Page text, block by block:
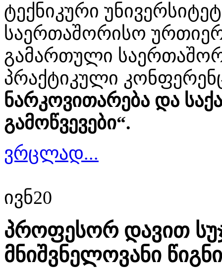
ტექნიკური
საერთაშორისო
გამართული
პრაქტიკული
ნარკოვითარება და
გამოწვევები“.
ვრცლად...
ივნ20
პროფესორ დავით
მნიშვნელოვანი წიგნი